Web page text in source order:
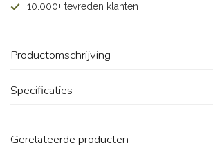
10.000+ tevreden klanten
Productomschrijving
Specificaties
Gerelateerde producten